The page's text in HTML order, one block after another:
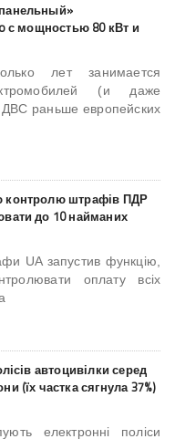
с мощностью 80 кВт и
лет занимается
(и даже
раньше европейских
контролю штрафів ПДР
до 10 найманих
UA запустив функцію,
оплату всіх
автоцивілки серед
(їх частка сягнула 37%)
електронні поліси